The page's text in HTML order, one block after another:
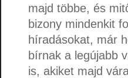
majd többe, és
bizony mindenkit
híradásokat, már
bírnak a legújabb
is, akiket majd